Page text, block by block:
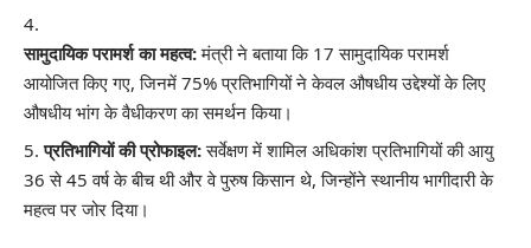
सामुदायिक परामर्श का महत्व:मंत्री ने बताया कि 17 सामुदायिक परामर्श
आयोजित किए गए, जिनमें 75% प्रतिभागियों ने केवल औषधीय उद्देश्यों के लिए
औषधीय भांग के वैधीकरण का समर्थन किया।
प्रतिभागियों की प्रोफाइल:सर्वेक्षण में शामिल अधिकांश प्रतिभागियों की आयु
36 से 45 वर्ष के बीच थी और वे पुरुष किसान थे, जिन्होंने स्थानीय भागीदारी के
महत्व पर जोर दिया।